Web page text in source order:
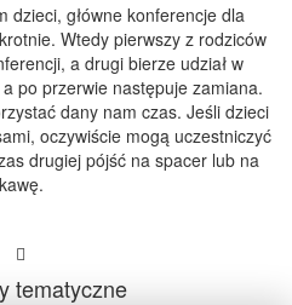
dzieci, główne konferencje dla
Wtedy pierwszy z rodziców
a drugi bierze udział w
po przerwie następuje zamiana.
dany nam czas. Jeśli dzieci
oczywiście mogą uczestniczyć
drugiej pójść na spacer lub na
kawę.
tematyczne